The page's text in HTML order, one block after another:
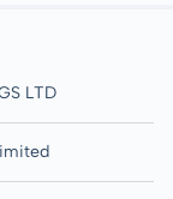
LTD